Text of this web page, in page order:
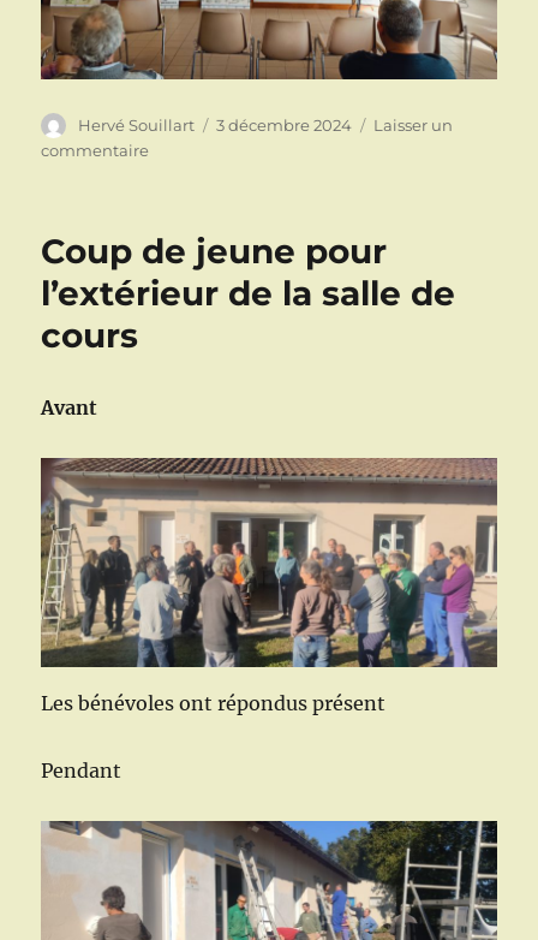
Auteur
Hervé Souillart
Publié
3 décembre 2024
Laisser un
commentairesur
adhérents
une
AG
de
vue.
Coup de jeune pour
l’extérieur de la salle de
cours
Avant
Les bénévoles ont répondus présent
Pendant